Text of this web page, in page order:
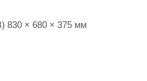
830 × 680 × 375 мм